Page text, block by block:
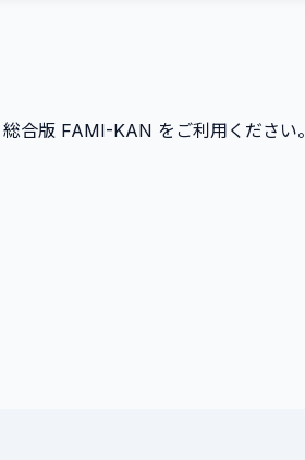
合版 FAMI-KAN をご利用ください。